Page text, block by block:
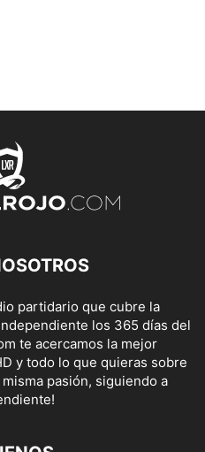
partidario que cubre la
los 365 días del
te acercamos la mejor
y todo lo que quieras sobre
pasión, siguiendo a